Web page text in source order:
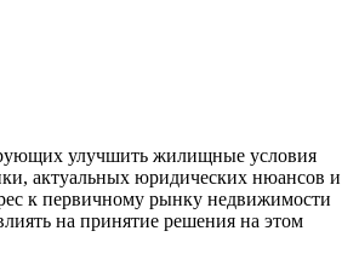
улучшить жилищные условия
актуальных юридических нюансов и
к первичному рынку недвижимости
на принятие решения на этом